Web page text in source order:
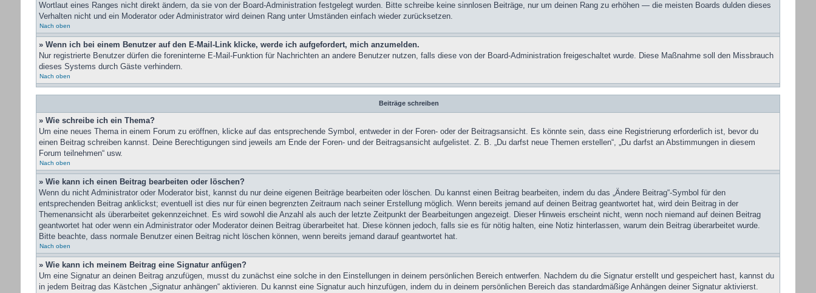
Wortlaut eines Ranges nicht direkt ändern, da sie von der Board-Administration festgelegt wurden. Bitte schreibe keine sinnlosen Beiträge, nur um deinen Rang zu erhöhen — die meisten Boards dulden dieses
Verhalten nicht und ein Moderator oder Administrator wird deinen Rang unter Umständen einfach wieder zurücksetzen.
Nach oben
» Wenn ich bei einem Benutzer auf den E-Mail-Link klicke, werde ich aufgefordert, mich anzumelden.
Nur registrierte Benutzer dürfen die foreninterne E-Mail-Funktion für Nachrichten an andere Benutzer nutzen, falls diese von der Board-Administration freigeschaltet wurde. Diese Maßnahme soll den Missbrauch
dieses Systems durch Gäste verhindern.
Nach oben
Beiträge schreiben
» Wie schreibe ich ein Thema?
Um eine neues Thema in einem Forum zu eröffnen, klicke auf das entsprechende Symbol, entweder in der Foren- oder der Beitragsansicht. Es könnte sein, dass eine Registrierung erforderlich ist, bevor du
einen Beitrag schreiben kannst. Deine Berechtigungen sind jeweils am Ende der Foren- und der Beitragsansicht aufgelistet. Z. B. „Du darfst neue Themen erstellen“, „Du darfst an Abstimmungen in diesem
Forum teilnehmen“ usw.
Nach oben
» Wie kann ich einen Beitrag bearbeiten oder löschen?
Wenn du nicht Administrator oder Moderator bist, kannst du nur deine eigenen Beiträge bearbeiten oder löschen. Du kannst einen Beitrag bearbeiten, indem du das „Ändere Beitrag“-Symbol für den
entsprechenden Beitrag anklickst; eventuell ist dies nur für einen begrenzten Zeitraum nach seiner Erstellung möglich. Wenn bereits jemand auf deinen Beitrag geantwortet hat, wird dein Beitrag in der
Themenansicht als überarbeitet gekennzeichnet. Es wird sowohl die Anzahl als auch der letzte Zeitpunkt der Bearbeitungen angezeigt. Dieser Hinweis erscheint nicht, wenn noch niemand auf deinen Beitrag
geantwortet hat oder wenn ein Administrator oder Moderator deinen Beitrag überarbeitet hat. Diese können jedoch, falls sie es für nötig halten, eine Notiz hinterlassen, warum dein Beitrag überarbeitet wurde.
Bitte beachte, dass normale Benutzer einen Beitrag nicht löschen können, wenn bereits jemand darauf geantwortet hat.
Nach oben
» Wie kann ich meinem Beitrag eine Signatur anfügen?
Um eine Signatur an deinen Beitrag anzufügen, musst du zunächst eine solche in den Einstellungen in deinem persönlichen Bereich entwerfen. Nachdem du die Signatur erstellt und gespeichert hast, kannst du
in jedem Beitrag das Kästchen „Signatur anhängen“ aktivieren. Du kannst eine Signatur auch hinzufügen, indem du in deinem persönlichen Bereich das standardmäßige Anhängen deiner Signatur aktivierst.